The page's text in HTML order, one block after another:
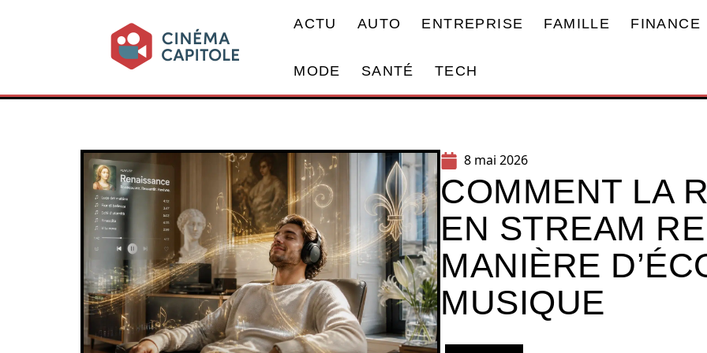
ACTU AUTO ENTREPRISE FAMILLE FINANCE
MODE SANTÉ TECH
8 mai 2026
COMMENT LA
EN STREAM
MANIÈRE
MUSIQUE